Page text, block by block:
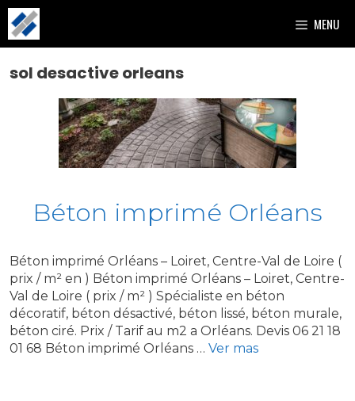
Aller
au
contenu
MENU
sol desactive orleans
Béton imprimé Orléans
Béton imprimé Orléans – Loiret, Centre-Val de Loire (
prix / m² en ) Béton imprimé Orléans – Loiret, Centre-
Val de Loire ( prix / m² ) Spécialiste en béton
décoratif, béton désactivé, béton lissé, béton murale,
béton ciré. Prix / Tarif au m2 a Orléans. Devis 06 21 18
01 68 Béton imprimé Orléans … Ver mas